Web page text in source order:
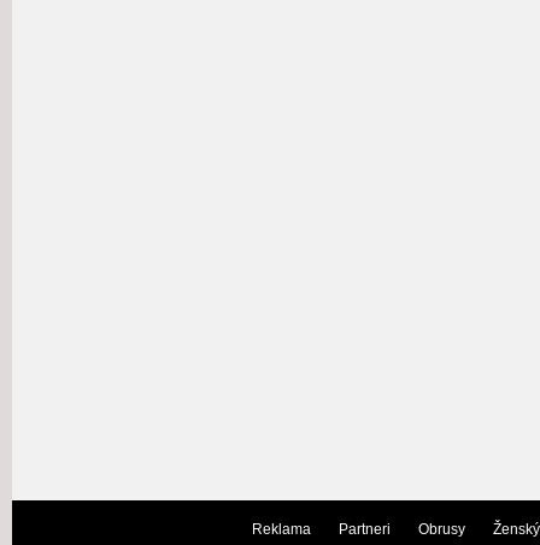
Reklama Partneri Obrusy